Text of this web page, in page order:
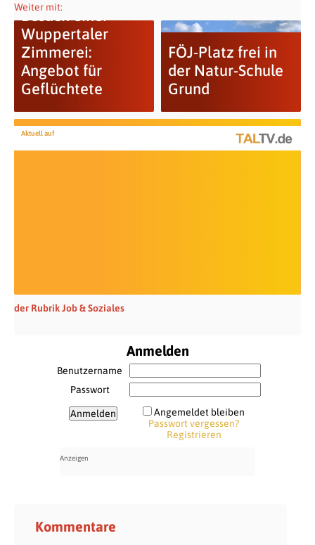
Weiter mit:
Besuch einer
Wuppertaler
Zimmerei:
Angebot für
Geflüchtete
FÖJ-Platz frei in
der Natur-Schule
Grund
Aktuell auf
der Rubrik Job & Soziales
Anmelden
Benutzername
Passwort
Angemeldet bleiben
Passwort vergessen?
Registrieren
Kommentare